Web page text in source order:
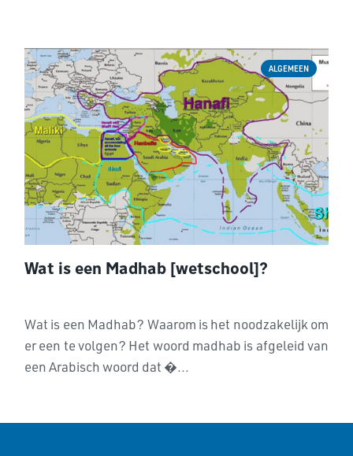
ALGEMEEN
Wat is een Madhab [wetschool]?
Wat is een Madhab? Waarom is het noodzakelijk om
er een te volgen? Het woord madhab is afgeleid van
een Arabisch woord dat �...